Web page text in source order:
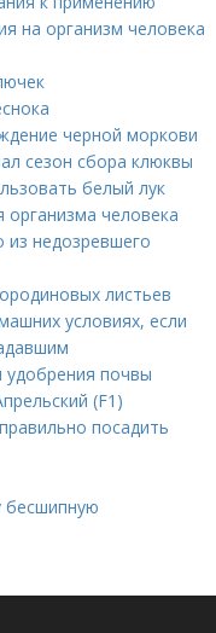
на организм человека
черной моркови
сезон сбора клюквы
белый лук
организма человека
недозревшего
листьев
условиях, если
почвы
(F1)
посадить
бесшипную